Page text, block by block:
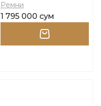
Ремни
1 795 000 сум